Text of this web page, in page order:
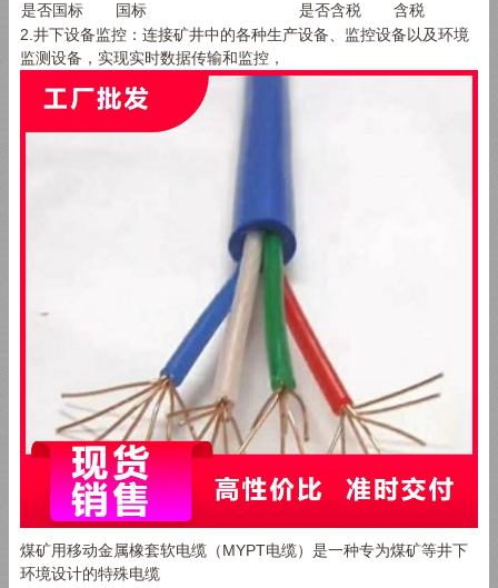
是否国标
国标 是否含税
含税
2.井下设备监控：连接矿井中的各种生产设备、监控设备以及环境
监测设备，实现实时数据传输和监控，
煤矿用移动金属橡套软电缆（MYPT电缆）是一种专为煤矿等井下
环境设计的特殊电缆